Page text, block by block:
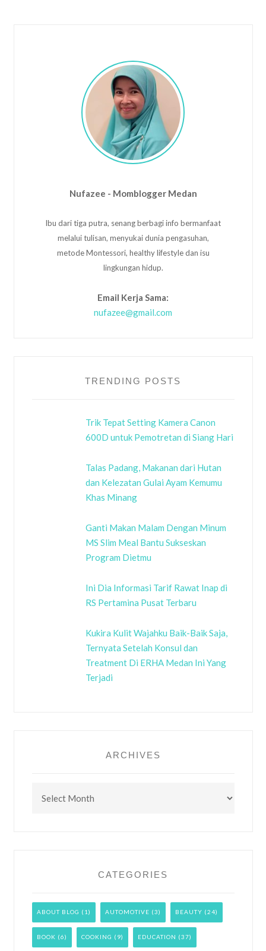
Nufazee - Momblogger Medan
Ibu dari tiga putra, senang berbagi info bermanfaat
melalui tulisan, menyukai dunia pengasuhan,
metode Montessori, healthy lifestyle dan isu
lingkungan hidup.
Email Kerja Sama:
nufazee@gmail.com
TRENDING POSTS
Trik Tepat Setting Kamera Canon
600D untuk Pemotretan di Siang Hari
Talas Padang, Makanan dari Hutan
dan Kelezatan Gulai Ayam Kemumu
Khas Minang
Ganti Makan Malam Dengan Minum
MS Slim Meal Bantu Sukseskan
Program Dietmu
Ini Dia Informasi Tarif Rawat Inap di
RS Pertamina Pusat Terbaru
Kukira Kulit Wajahku Baik-Baik Saja,
Ternyata Setelah Konsul dan
Treatment Di ERHA Medan Ini Yang
Terjadi
ARCHIVES
CATEGORIES
ABOUT BLOG (1) AUTOMOTIVE (3) BEAUTY (24)
BOOK (6) COOKING (9) EDUCATION (37)